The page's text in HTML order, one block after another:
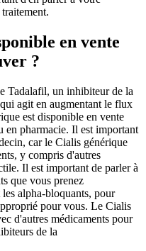
en vente
?
Tadalafil, un inhibiteur de la
agit en augmentant le flux
est disponible en vente
en pharmacie. Il est important
car le Cialis générique
y compris d'autres
Il est important de parler à
que vous prenez
alpha-bloquants, pour
pour vous. Le Cialis
d'autres médicaments pour
de la